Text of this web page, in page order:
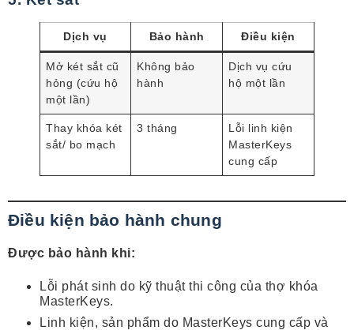
Dịch vụ Bảo hành Điều kiện
Mở két sắt cũ
hỏng (cứu hộ
một lần)
Không bảo
hành
Dịch vụ cứu
hộ một lần
Thay khóa két
sắt/ bo mạch
3 tháng
Lỗi linh kiện
MasterKeys
cung cấp
Điều kiện bảo hành chung
Được bảo hành khi:
Lỗi phát sinh do kỹ thuật thi công của thợ khóa
MasterKeys.
Linh kiện, sản phẩm do MasterKeys cung cấp và